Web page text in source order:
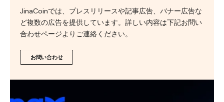
JinaCoinでは、プレスリリースや記事広告、バナー広告な
ど複数の広告を提供しています。詳しい内容は下記お問い
合わせページよりご連絡ください。
お問い合わせ